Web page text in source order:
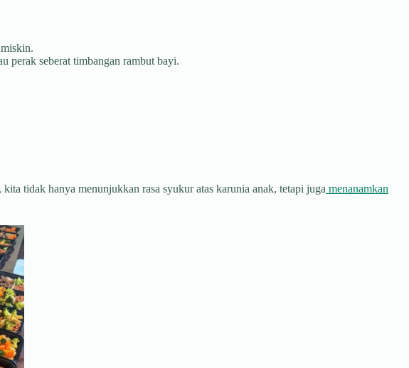
perak seberat timbangan rambut bayi.
tidak hanya menunjukkan rasa syukur atas karunia anak, tetapi juga menanamkan